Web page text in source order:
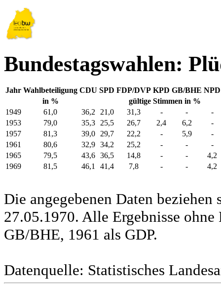
Bundestagswahlen:
Jahr Wahlbeteiligung CDU SPD FDP/DVP KPD GB/BHE NPD
in %
gültige Stimmen in %
1949
61,0 36,2 21,0 31,3 - -
-
1953
79,0 35,3 25,5 26,7 2,4 6,2
-
1957
81,3 39,0 29,7 22,2 - 5,9
-
1961
80,6 32,9 34,2 25,2 - -
-
1965
79,5 43,6 36,5 14,8 - -
4,2
1969
81,5 46,1 41,4 7,8 - - 4,2
Die angegebenen Daten
27.05.1970. Alle Ergebnisse
GB/BHE, 1961 als GDP.
Datenquelle: Statistisches